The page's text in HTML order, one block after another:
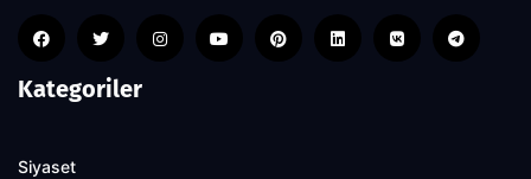
Kategoriler
Siyaset